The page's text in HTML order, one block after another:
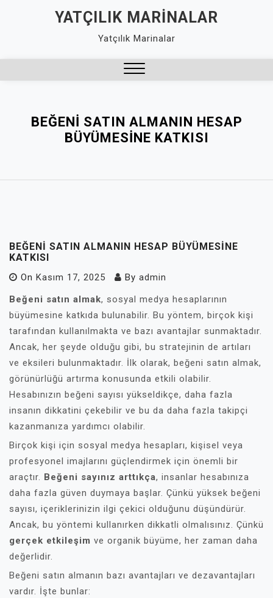
YATÇILIK MARINALAR
Yatçılık Marinalar
BEĞENI SATIN ALMANIN HESAP
BÜYÜMESINE KATKISI
BEĞENI SATIN ALMANIN HESAP BÜYÜMESINE
KATKISI
On Kasım 17, 2025 By admin
Beğeni satın almak, sosyal medya hesaplarının
büyümesine katkıda bulunabilir. Bu yöntem, birçok kişi
tarafından kullanılmakta ve bazı avantajlar sunmaktadır.
Ancak, her şeyde olduğu gibi, bu stratejinin de artıları
ve eksileri bulunmaktadır. İlk olarak, beğeni satın almak,
görünürlüğü artırma konusunda etkili olabilir.
Hesabınızın beğeni sayısı yükseldikçe, daha fazla
insanın dikkatini çekebilir ve bu da daha fazla takipçi
kazanmanıza yardımcı olabilir.
Birçok kişi için sosyal medya hesapları, kişisel veya
profesyonel imajlarını güçlendirmek için önemli bir
araçtır. Beğeni sayınız arttıkça, insanlar hesabınıza
daha fazla güven duymaya başlar. Çünkü yüksek beğeni
sayısı, içeriklerinizin ilgi çekici olduğunu düşündürür.
Ancak, bu yöntemi kullanırken dikkatli olmalısınız. Çünkü
gerçek etkileşim ve organik büyüme, her zaman daha
değerlidir.
Beğeni satın almanın bazı avantajları ve dezavantajları
vardır. İşte bunlar: